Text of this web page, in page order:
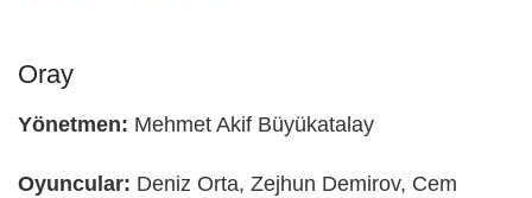
Oray
Yönetmen: Mehmet Akif Büyükatalay
Oyuncular: Deniz Orta, Zejhun Demirov, Cem